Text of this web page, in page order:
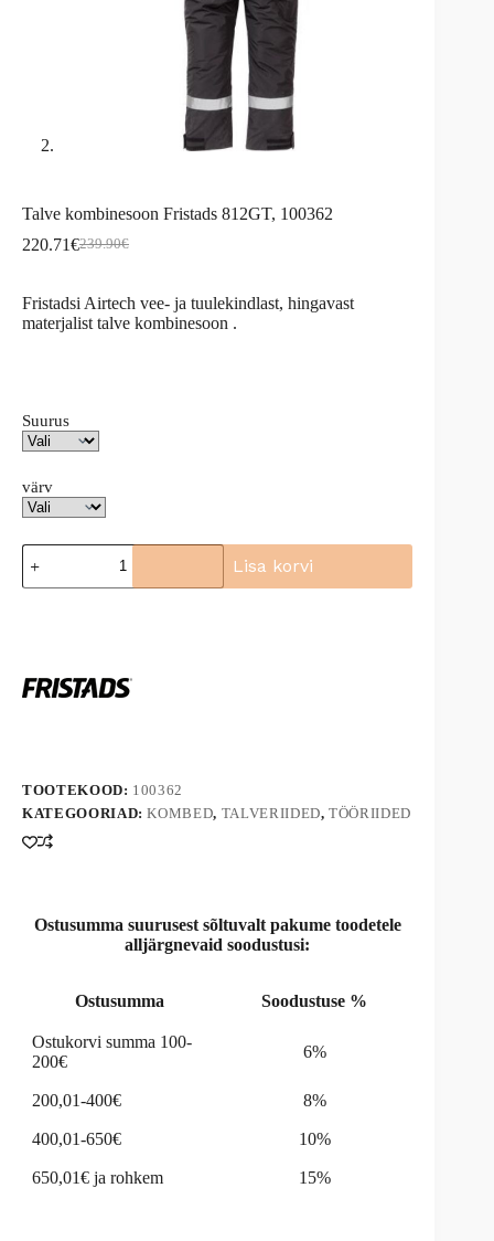
Talve kombinesoon Fristads 812GT, 100362
239.90€
Algne
239.90€.
220.71€Current
220.71€.
Fristadsi Airtech vee- ja tuulekindlast, hingavast
materjalist talve kombinesoon .
Suurus
värv
Talve
kombinesoon
Fristads
Lisa korvi
r
n
e
:
TOOTEKOOD: 100362
KATEGOORIAD:KOMBED, TALVERIIDED,TÖÖRIIDED
Ostusumma suurusest sõltuvalt pakume toodetele
alljärgnevaid soodustusi:
Ostusumma Soodustuse %
Ostukorvi summa 100-
200€
6%
200,01-400€ 8%
400,01-650€ 10%
650,01€ ja rohkem 15%